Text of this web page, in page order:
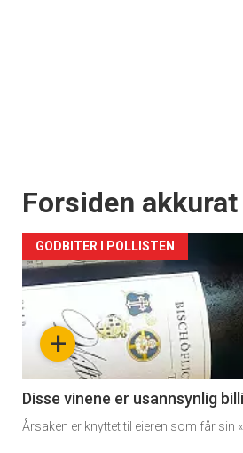
Forsiden akkurat
+
GODBITER I POLLISTEN
Disse vinene er usannsynlig
Årsaken er knyttet til eieren som får sin